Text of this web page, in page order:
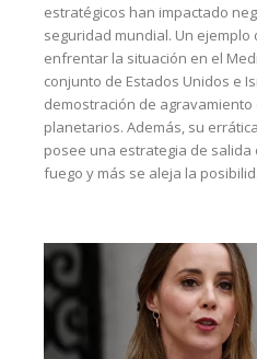
estratégicos han impactado
seguridad mundial. Un ejemplo
enfrentar la situación en el
conjunto de Estados Unidos e
demostración de
planetarios. Además, su
posee una estrategia de
fuego y más se aleja la